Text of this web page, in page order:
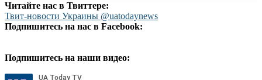
Читайте нас в Твиттере:
Твит-новости Украины @uatodaynews
Подпишитесь на нас в Facebook:
Подпишитесь на наши видео: